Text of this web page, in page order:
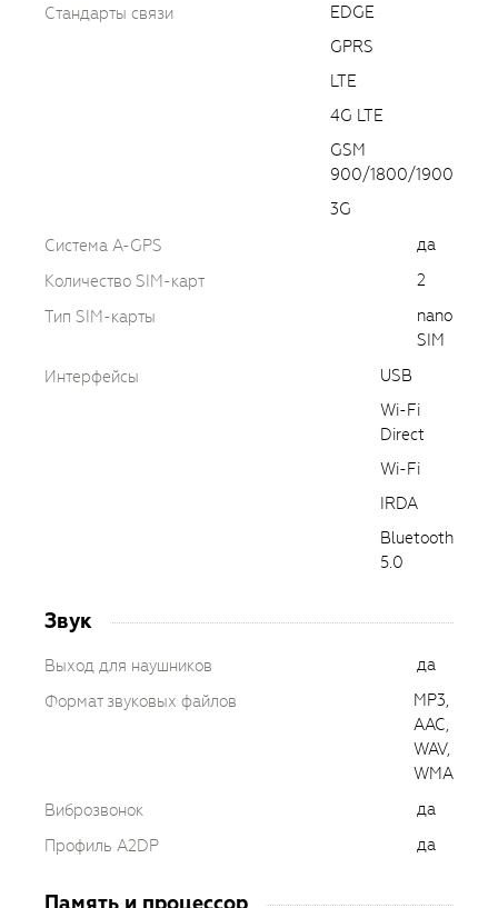
Стандарты связи
EDGE
GPRS
LTE
4G LTE
GSM
900/1800/1900
3G
Cистема A-GPS
да
Количество SIM-карт
2
Тип SIM-карты
nano
SIM
Интерфейсы
USB
Wi-Fi
Direct
Wi-Fi
IRDA
Bluetooth
5.0
Звук
Выход для наушников
да
Формат звуковых файлов
MP3,
AAC,
WAV,
WMA
Виброзвонок
да
Профиль A2DP
да